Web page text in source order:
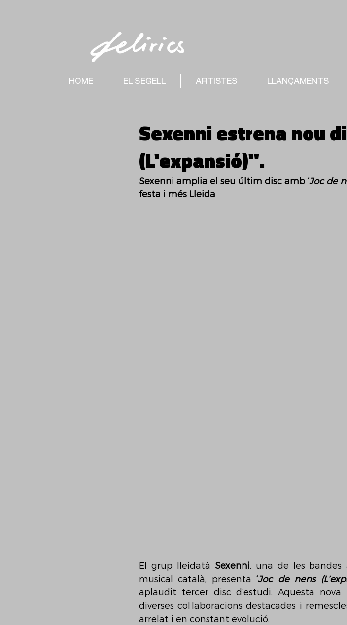
HOME EL SEGELL ARTISTES LLANÇAMENTS
Sexenni estrena nou
(L'expansió)".
Sexenni amplia el seu últim disc amb ‘Joc de
festa i més Lleida
El grup lleidatà Sexenni, una de les bandes
musical català, presenta ‘Joc de nens
aplaudit tercer disc d’estudi. Aquesta nova
diverses col·laboracions destacades i
arrelat i en constant evolució.